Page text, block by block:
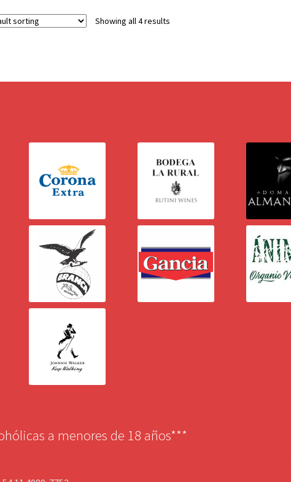
Showing all 4 results
a menores de 18 años***